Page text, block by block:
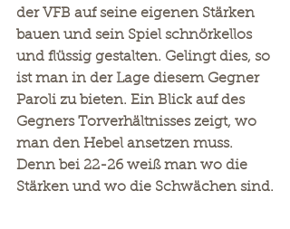
der VFB auf seine eigenen Stärken
bauen und sein Spiel schnörkellos
und flüssig gestalten. Gelingt dies, so
ist man in der Lage diesem Gegner
Paroli zu bieten. Ein Blick auf des
Gegners Torverhältnisses zeigt, wo
man den Hebel ansetzen muss.
Denn bei 22-26 weiß man wo die
Stärken und wo die Schwächen sind.